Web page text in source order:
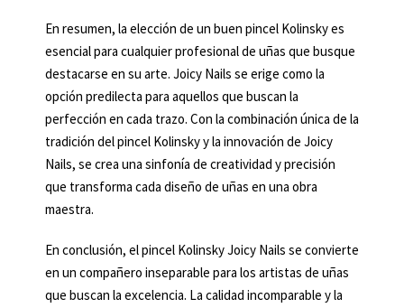
En resumen, la elección de un buen pincel Kolinsky es
esencial para cualquier profesional de uñas que busque
destacarse en su arte. Joicy Nails se erige como la
opción predilecta para aquellos que buscan la
perfección en cada trazo. Con la combinación única de la
tradición del pincel Kolinsky y la innovación de Joicy
Nails, se crea una sinfonía de creatividad y precisión
que transforma cada diseño de uñas en una obra
maestra.
En conclusión, el pincel Kolinsky Joicy Nails se convierte
en un compañero inseparable para los artistas de uñas
que buscan la excelencia. La calidad incomparable y la